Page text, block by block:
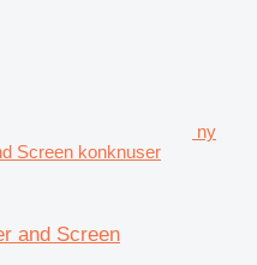
ny
Screen konknuser
and Screen